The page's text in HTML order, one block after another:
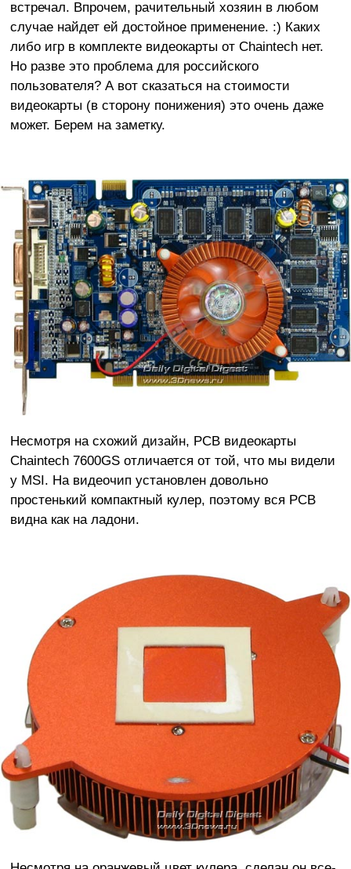
встречал. Впрочем, рачительный хозяин в любом
случае найдет ей достойное применение. :) Каких
либо игр в комплекте видеокарты от Chaintech нет.
Но разве это проблема для российского
пользователя? А вот сказаться на стоимости
видеокарты (в сторону понижения) это очень даже
может. Берем на заметку.
Несмотря на схожий дизайн, PCB видеокарты
Chaintech 7600GS отличается от той, что мы видели
у MSI. На видеочип установлен довольно
простенький компактный кулер, поэтому вся PCB
видна как на ладони.